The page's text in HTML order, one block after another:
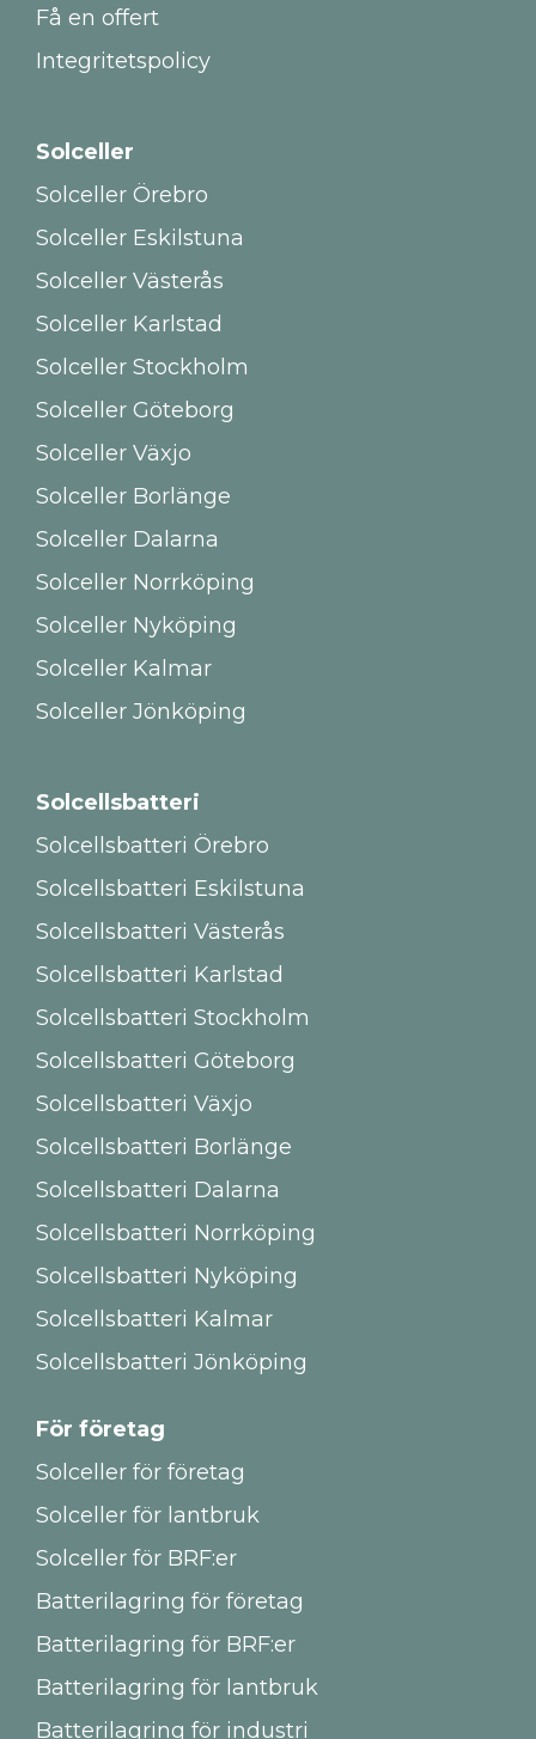
Få en offert
Integritetspolicy
Solceller
Solceller Örebro
Solceller Eskilstuna
Solceller Västerås
Solceller Karlstad
Solceller Stockholm
Solceller Göteborg
Solceller Växjo
Solceller Borlänge
Solceller Dalarna
Solceller Norrköping
Solceller Nyköping
Solceller Kalmar
Solceller Jönköping
Solcellsbatteri
Solcellsbatteri Örebro
Solcellsbatteri Eskilstuna
Solcellsbatteri Västerås
Solcellsbatteri Karlstad
Solcellsbatteri Stockholm
Solcellsbatteri Göteborg
Solcellsbatteri Växjo
Solcellsbatteri Borlänge
Solcellsbatteri Dalarna
Solcellsbatteri Norrköping
Solcellsbatteri Nyköping
Solcellsbatteri Kalmar
Solcellsbatteri Jönköping
För företag
Solceller för företag
Solceller för lantbruk
Solceller för BRF:er
Batterilagring för företag
Batterilagring för BRF:er
Batterilagring för lantbruk
Batterilagring för industri